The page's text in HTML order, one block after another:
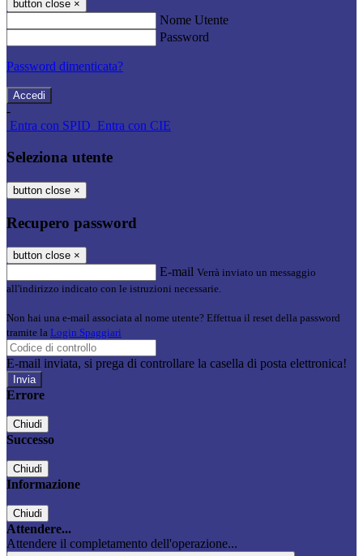
button close ×
Nome Utente
Password
Password dimenticata?
-
Entra con SPID Entra con CIE
Seleziona utente
button close ×
Recupero password
button close ×
E-mail Verrà inviato un messaggio
all'indirizzo indicato con le istruzioni necessarie.
Non hai una e-mail associata al nome utente? Effettua il reset della password
tramite la Login Spaggiari
E-mail inviata, si prega di controllare la casella di posta elettronica!
Errore
Chiudi
Successo
Chiudi
Informazione
Chiudi
Attendere...
Attendere il completamento dell'operazione...